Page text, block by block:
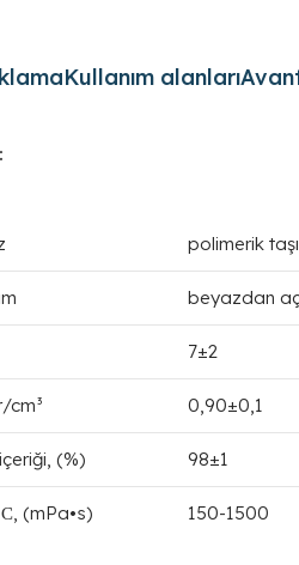
Kullanım alanları
polimerik
beyazdan
7±2
cm³ 0,90±0,1
(%) 98±1
(mPa•s) 150-1500